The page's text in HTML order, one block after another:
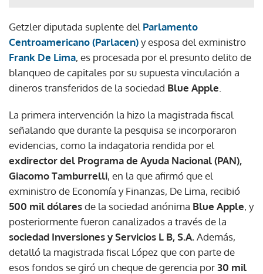
Getzler diputada suplente del Parlamento
Centroamericano (Parlacen)y esposa del exministro
Frank De Lima, es procesada por el presunto delito de
blanqueo de capitales por su supuesta vinculación a
dineros transferidos de la sociedad Blue Apple.
La primera intervención la hizo la magistrada fiscal
señalando que durante la pesquisa se incorporaron
evidencias, como la indagatoria rendida por el
exdirector del Programa de Ayuda Nacional (PAN),
Giacomo Tamburrelli, en la que afirmó que el
exministro de Economía y Finanzas, De Lima, recibió
500 mil dólaresde la sociedad anónima Blue Apple, y
posteriormente fueron canalizados a través de la
sociedad Inversiones y Servicios L B, S.A.Además,
detalló la magistrada fiscal López que con parte de
esos fondos se giró un cheque de gerencia por30 mil